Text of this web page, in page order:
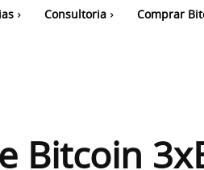
Consultoria Comprar
Bitcoin